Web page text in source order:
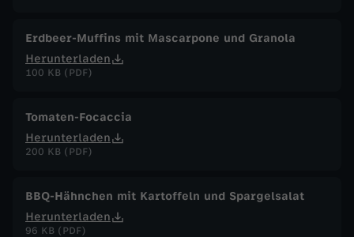
Erdbeer-Muffins mit Mascarpone und Granola
Herunterladen
100 KB (PDF)
Tomaten-Focaccia
Herunterladen
200 KB (PDF)
BBQ-Hähnchen mit Kartoffeln und Spargelsalat
Herunterladen
96 KB (PDF)